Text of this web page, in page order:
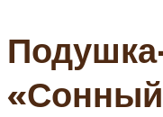
«Сонный